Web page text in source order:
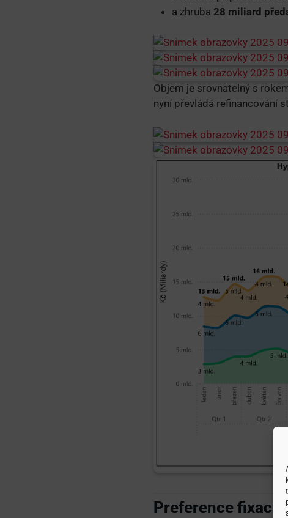
a zhruba 28 miliard
Objem je srovnatelný s
nyní převládá refinancování
Preference fixací